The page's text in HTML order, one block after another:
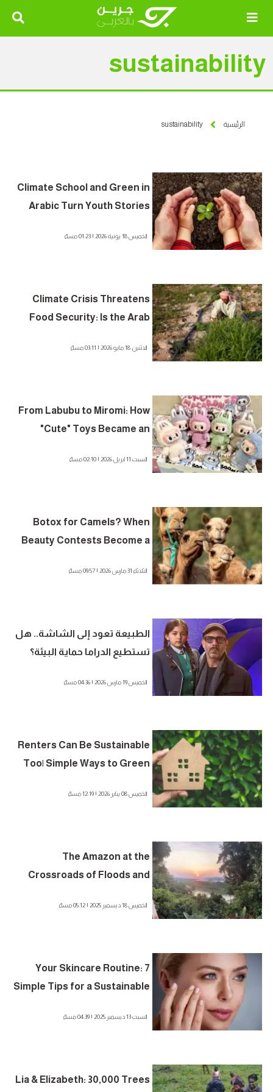
sustainability
الرئيسية sustainability
Climate School and Green in
Arabic Turn Youth Stories
الخميس 18 يونية 2026 | 01:23 مساءً
Climate Crisis Threatens
Food Security: Is the Arab
الاثنين 18 مايو 2026 | 03:11 مساءً
From Labubu to Miromi: How
"Cute" Toys Became an
السبت 11 ابريل 2026 | 02:10 مساءً
Botox for Camels? When
Beauty Contests Become a
الثلاثاء 31 مارس 2026 | 09:57 مساءً
الطبيعة تعود إلى الشاشة.. هل
تستطيع الدراما حماية البيئة؟
الخميس 19 مارس 2026 | 04:36 مساءً
Renters Can Be Sustainable
Too| Simple Ways to Green
الخميس 08 يناير 2026 | 12:19 مساءً
The Amazon at the
Crossroads of Floods and
الخميس 18 ديسمبر 2025 | 05:12 مساءً
Your Skincare Routine: 7
Simple Tips for a Sustainable
السبت 13 ديسمبر 2025 | 04:39 مساءً
Lia & Elizabeth: 30,000 Trees